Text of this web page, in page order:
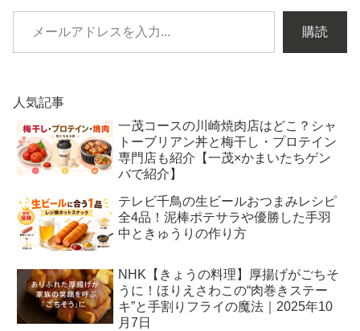
購読
人気記事
一茂コースの川崎焼肉店はどこ？シャ
トーブリアン丼と梅干し・プロテイン
専門店も紹介【一茂×かまいたちゲン
バで紹介】
テレビ千鳥の生ビールおつまみレシピ
全4品！泥棒ポテサラや優勝した手羽
中ときゅうりの作り方
NHK【きょうの料理】厚揚げがごちそ
うに！ほりえさわこの“肉巻きステー
キ”と手割りフライの魔法｜2025年10
月7日